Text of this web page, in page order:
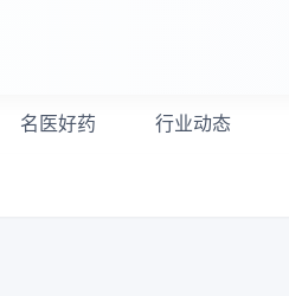
名医好药 行业动态